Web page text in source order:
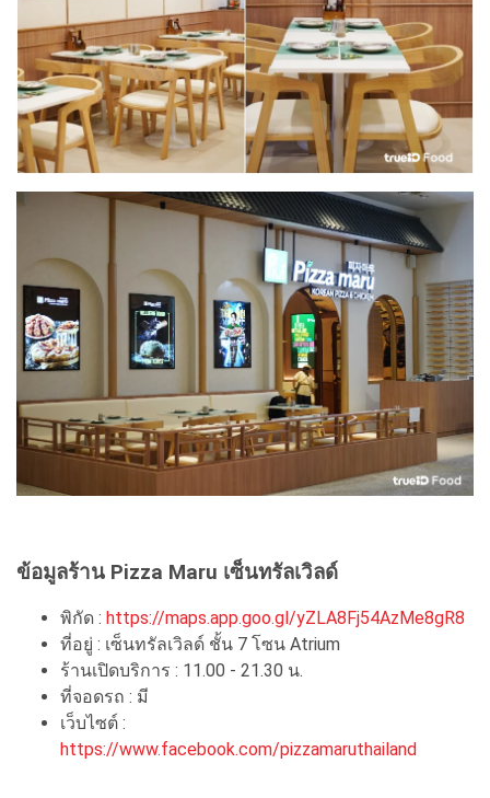
ข้อมูลร้าน Pizza Maru เซ็นทรัลเวิลด์
พิกัด : https://maps.app.goo.gl/yZLA8Fj54AzMe8gR8
ที่อยู่ : เซ็นทรัลเวิลด์ ชั้น 7 โซน Atrium
ร้านเปิดบริการ : 11.00 - 21.30 น.
ที่จอดรถ : มี
เว็บไซต์ :
https://www.facebook.com/pizzamaruthailand